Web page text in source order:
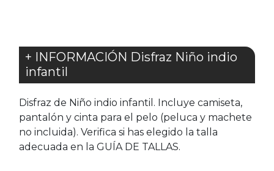
+ INFORMACIÓN Disfraz Niño indio
infantil
Disfraz de Niño indio infantil. Incluye camiseta,
pantalón y cinta para el pelo (peluca y machete
no incluida). Verifica si has elegido la talla
adecuada en la GUÍA DE TALLAS.